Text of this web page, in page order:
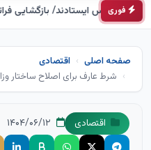
فوری
صفحه اصلی
اقتصادی
شرط عارف برای اصلاح ساختار
اقتصادی